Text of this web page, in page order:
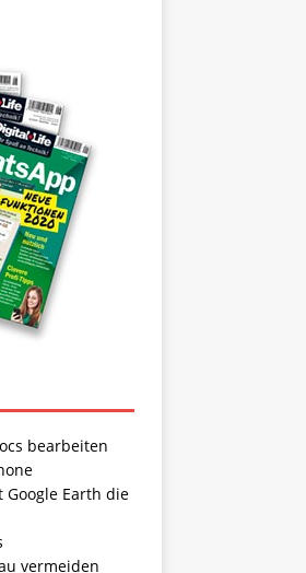
bearbeiten
Google Earth die
vermeiden